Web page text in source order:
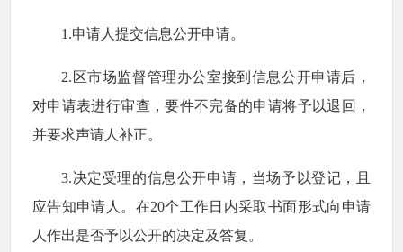
1.申请人提交信息公开申请。
2.区市场监督管理办公室接到信息公开申请后，
对申请表进行审查，要件不完备的申请将予以退回，
并要求声请人补正。
3.决定受理的信息公开申请，当场予以登记，且
应告知申请人。在20个工作日内采取书面形式向申请
人作出是否予以公开的决定及答复。